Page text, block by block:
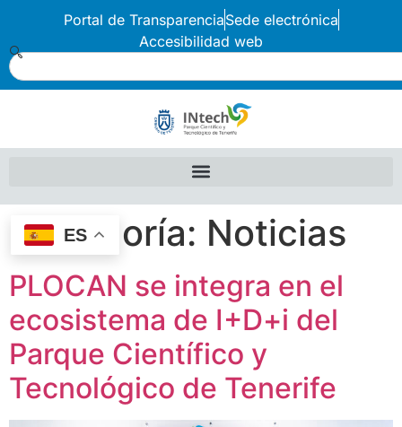
Portal de TransparenciaSede electrónica
Accesibilidad web
ES
Categoría: Noticias
PLOCAN se integra en el
ecosistema de I+D+i del
Parque Científico y
Tecnológico de Tenerife